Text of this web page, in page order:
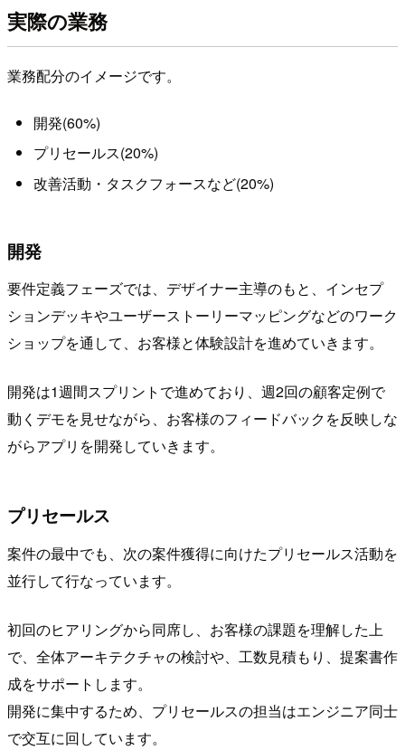
実際の業務
業務配分のイメージです。
開発(60%)
プリセールス(20%)
改善活動・タスクフォースなど(20%)
開発
要件定義フェーズでは、デザイナー主導のもと、インセプ
ションデッキやユーザーストーリーマッピングなどのワーク
ショップを通して、お客様と体験設計を進めていきます。
開発は1週間スプリントで進めており、週2回の顧客定例で
動くデモを見せながら、お客様のフィードバックを反映しな
がらアプリを開発していきます。
プリセールス
案件の最中でも、次の案件獲得に向けたプリセールス活動を
並行して行なっています。
初回のヒアリングから同席し、お客様の課題を理解した上
で、全体アーキテクチャの検討や、工数見積もり、提案書作
成をサポートします。
開発に集中するため、プリセールスの担当はエンジニア同士
で交互に回しています。